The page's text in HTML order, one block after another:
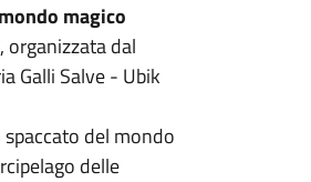
magico
, organizzata dal
Galli Salve - Ubik
del mondo
delle